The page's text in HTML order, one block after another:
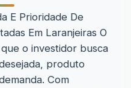
E Prioridade De
Em Laranjeiras O
o investidor busca
produto
Com